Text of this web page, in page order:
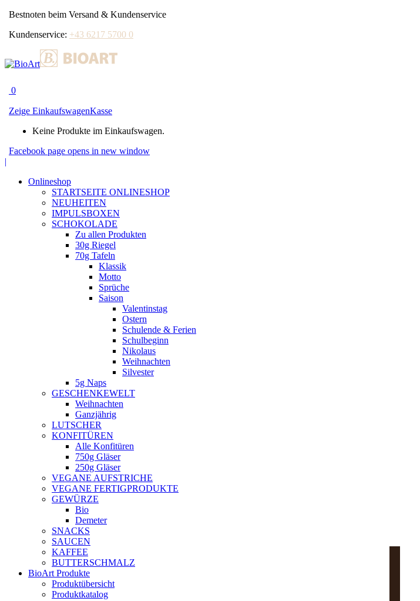
Bestnoten beim Versand & Kundenservice
Kundenservice: +43 6217 5700 0
0
Zeige EinkaufswagenKasse
Keine Produkte im Einkaufswagen.
Facebook page opens in new window
|
Onlineshop
STARTSEITE ONLINESHOP
NEUHEITEN
IMPULSBOXEN
SCHOKOLADE
Zu allen Produkten
30g Riegel
70g Tafeln
Klassik
Motto
Sprüche
Saison
Valentinstag
Ostern
Schulende & Ferien
Schulbeginn
Nikolaus
Weihnachten
Silvester
5g Naps
GESCHENKEWELT
Weihnachten
Ganzjährig
LUTSCHER
KONFITÜREN
Alle Konfitüren
750g Gläser
250g Gläser
VEGANE AUFSTRICHE
VEGANE FERTIGPRODUKTE
GEWÜRZE
Bio
Demeter
SNACKS
SAUCEN
KAFFEE
BUTTERSCHMALZ
BioArt Produkte
Produktübersicht
Produktkatalog